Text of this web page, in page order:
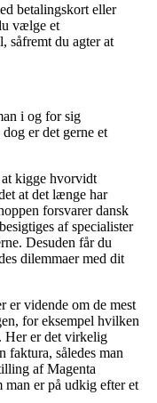
betalingskort eller
vælge et
såfremt du agter at
i og for sig
er det gerne et
kigge hvorvidt
at det længe har
forsvarer dansk
af specialister
Desuden får du
dilemmaer med dit
er vidende om de mest
for eksempel hvilken
Her er det virkelig
faktura, således man
af Magenta
er på udkig efter et